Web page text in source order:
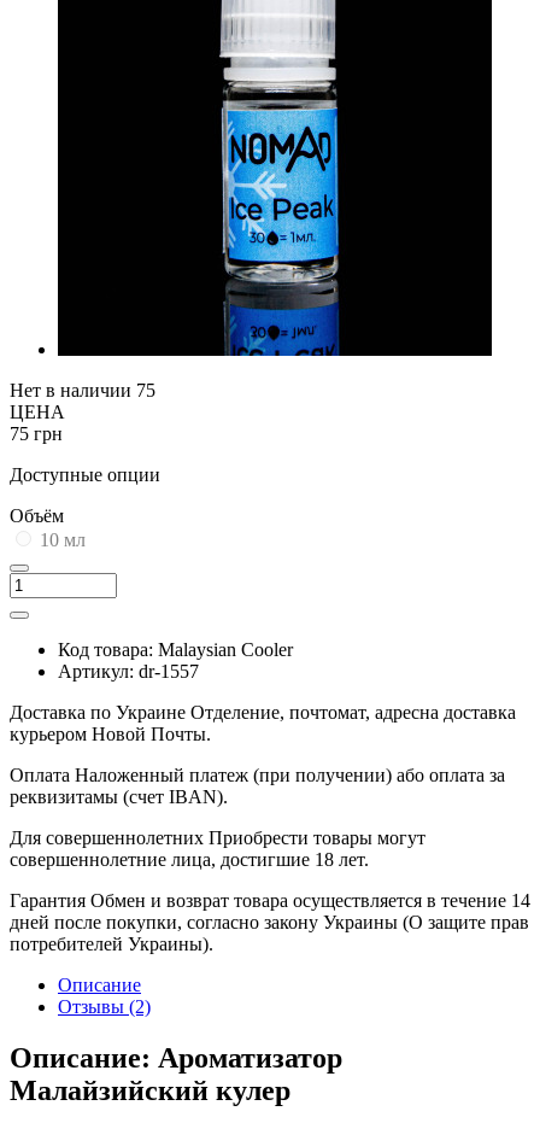
Нет в наличии 75
ЦЕНА
75 грн
Доступные опции
Объём
10 мл
Код товара: Malaysian Сooler
Артикул: dr-1557
Доставка по Украине Отделение, почтомат, адресна доставка
курьером Новой Почты.
Оплата Наложенный платеж (при получении) або оплата за
реквизитамы (счет IBAN).
Для совершеннолетних Приобрести товары могут
совершеннолетние лица, достигшие 18 лет.
Гарантия Обмен и возврат товара осуществляется в течение 14
дней после покупки, согласно закону Украины (О защите прав
потребителей Украины).
Описание
Отзывы (2)
Описание: Ароматизатор
Малайзийский кулер